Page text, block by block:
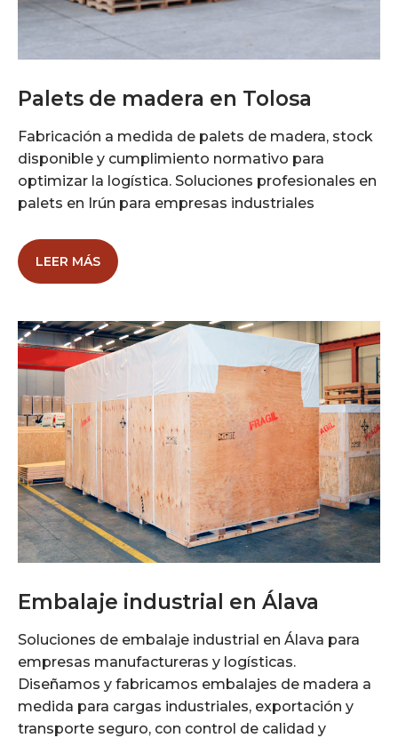
Palets de madera en Tolosa
Fabricación a medida de palets de madera, stock
disponible y cumplimiento normativo para
optimizar la logística. Soluciones profesionales en
palets en Irún para empresas industriales
LEER MÁS
Embalaje industrial en Álava
Soluciones de embalaje industrial en Álava para
empresas manufactureras y logísticas.
Diseñamos y fabricamos embalajes de madera a
medida para cargas industriales, exportación y
transporte seguro, con control de calidad y